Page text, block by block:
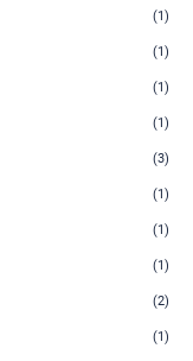
(1)
(1)
(1)
(1)
(3)
(1)
(1)
(1)
(2)
(1)